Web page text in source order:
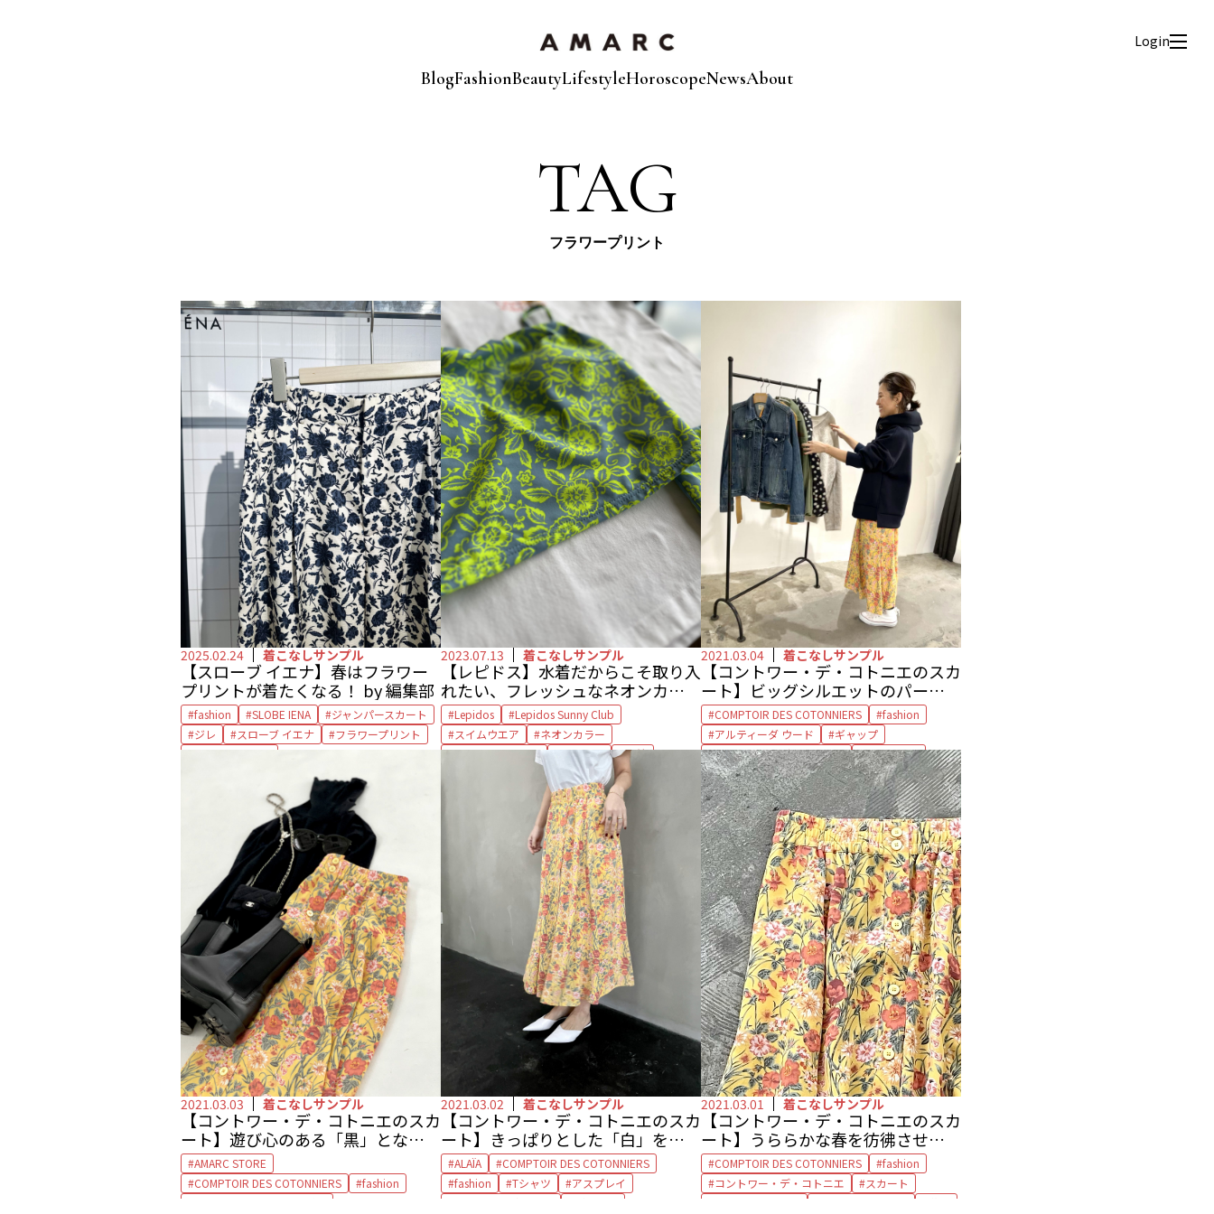
BlogFashionBeautyLifestyleHoroscopeNewsAbout
Login
TAG
フラワープリント
2025.02.24 着こなしサンプル
【スローブ イエナ】春はフラワー
プリントが着たくなる！ by 編集部
fashion SLOBE IENA
ジャンパースカート
ジレ
スローブ イエナ
フラワープリント
プリントパンツ
2023.07.13 着こなしサンプル
【レピドス】水着だからこそ取り入
れたい、フレッシュなネオンカラ
ー by 編集部
Lepidos
Lepidos Sunny Club
スイムウエア
ネオンカラー
フラワープリント
レピドス 水着
2021.03.04 着こなしサンプル
【コントワー・デ・コトニエのスカ
ート】ビッグシルエットのパーカを
合わせて、シルエットをアップデー
ト
COMPTOIR DES COTONNIERS
fashion
アルティーダ ウード
ギャップ
コントワー・デ・コトニエ
コンバース
スカート
ステートオブマインド
スニーカー
デニムジャケット
パーカ
ハム
フラワープリント
プリントスカート
ブレスレット
花柄
2021.03.03 着こなしサンプル
【コントワー・デ・コトニエのスカ
ート】遊び心のある「黒」となら、
モードで凛とした女性像に
AMARC STORE
COMPTOIR DES COTONNIERS
fashion
2021.03.02 着こなしサンプル
【コントワー・デ・コトニエのスカ
ート】きっぱりとした「白」を散ら
して、清涼感をプラス
ALAÏA
COMPTOIR DES COTONNIERS
fashion
Tシャツ
アスプレイ
2021.03.01 着こなしサンプル
【コントワー・デ・コトニエのスカ
ート】うららかな春を彷彿させる、
主役スカート
COMPTOIR DES COTONNIERS
fashion
コントワー・デ・コトニエ
スカート